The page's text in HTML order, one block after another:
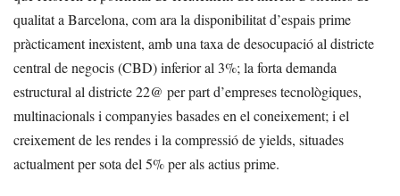
qualitat a Barcelona, com ara la disponibilitat d’espais prime
pràcticament inexistent, amb una taxa de desocupació al districte
central de negocis (CBD) inferior al 3%; la forta demanda
estructural al districte 22@ per part d’empreses tecnològiques,
multinacionals i companyies basades en el coneixement; i el
creixement de les rendes i la compressió de yields, situades
actualment per sota del 5% per als actius prime.